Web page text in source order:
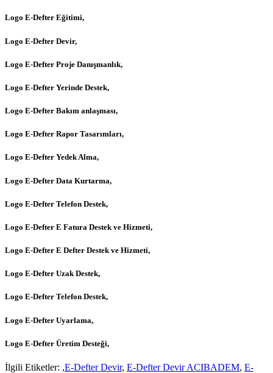
Logo E-Defter Eğitimi,
Logo E-Defter Devir,
Logo E-Defter Proje Danışmanlık,
Logo E-Defter Yerinde Destek,
Logo E-Defter Bakım anlaşması,
Logo E-Defter Rapor Tasarımları,
Logo E-Defter Yedek Alma,
Logo E-Defter Data Kurtarma,
Logo E-Defter Telefon Destek,
Logo E-Defter E Fatura Destek ve Hizmeti,
Logo E-Defter E Defter Destek ve Hizmeti,
Logo E-Defter Uzak Destek,
Logo E-Defter Telefon Destek,
Logo E-Defter Uyarlama,
Logo E-Defter Üretim Desteği,
İlgili Etiketler: ,E-Defter Devir, E-Defter Devir ACIBADEM, E-